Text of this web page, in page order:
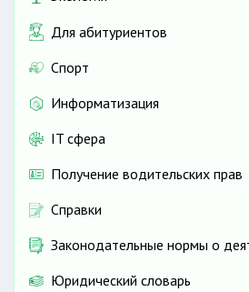
Для абитуриентов
Спорт
Информатизация
IT сфера
Получение водительских прав
Справки
Законодательные нормы о
Юридический словарь